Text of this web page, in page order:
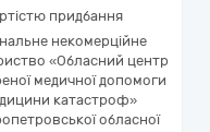
придбання
некомерційне
«Обласний центр
медичної допомоги
катастроф»
обласної